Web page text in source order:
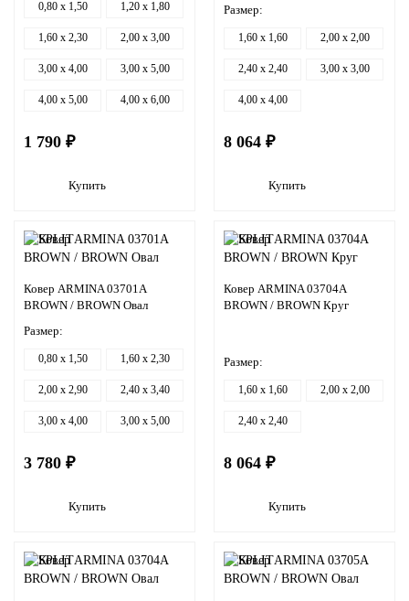
0,80 x 1,50 1,20 x 1,80
1,60 x 2,30 2,00 x 3,00
3,00 x 4,00 3,00 x 5,00
4,00 x 5,00 4,00 x 6,00
1 790 ₽
Купить
Размер:
1,60 x 1,60 2,00 x 2,00
2,40 x 2,40 3,00 x 3,00
4,00 x 4,00
8 064 ₽
Купить
Ковер ARMINA 03701A
BROWN / BROWN Овал
Размер:
0,80 x 1,50 1,60 x 2,30
2,00 x 2,90 2,40 x 3,40
3,00 x 4,00 3,00 x 5,00
3 780 ₽
Купить
Ковер ARMINA 03704A
BROWN / BROWN Круг
Размер:
1,60 x 1,60 2,00 x 2,00
2,40 x 2,40
8 064 ₽
Купить